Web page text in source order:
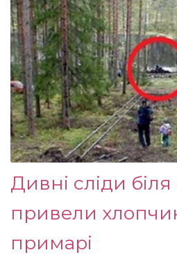
Дивні сліди біля
привели
примарі